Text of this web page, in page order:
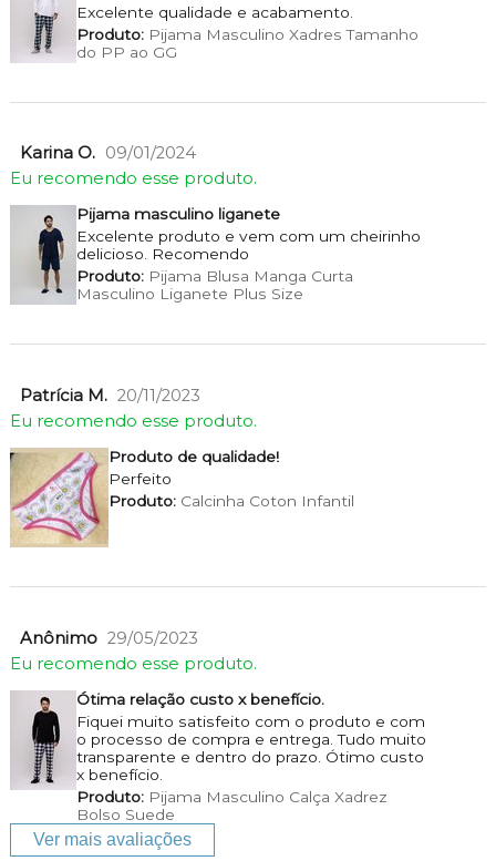
Excelente qualidade e acabamento.
Produto:Pijama Masculino Xadres Tamanho
do PP ao GG
Karina O. 09/01/2024
Eu recomendo esse produto.
Pijama masculino liganete
Excelente produto e vem com um cheirinho
delicioso. Recomendo
Produto:Pijama Blusa Manga Curta
Masculino Liganete Plus Size
Patrícia M. 20/11/2023
Eu recomendo esse produto.
Produto de qualidade!
Perfeito
Produto:Calcinha Coton Infantil
Anônimo 29/05/2023
Eu recomendo esse produto.
Ótima relação custo x benefício.
Fiquei muito satisfeito com o produto e com
o processo de compra e entrega. Tudo muito
transparente e dentro do prazo. Ótimo custo
x benefício.
Produto:Pijama Masculino Calça Xadrez
Bolso Suede
Ver mais avaliações